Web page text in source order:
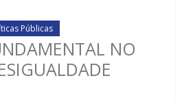
Públicas
NO